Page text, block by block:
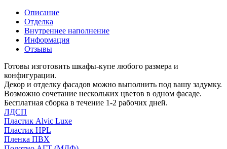
Описание
Отделка
Внутреннее наполнение
Информация
Отзывы
Готовы изготовить шкафы-купе любого размера и
конфигурации.
Декор и отделку фасадов можно выполнить под вашу задумку.
Возможно сочетание нескольких цветов в одном фасаде.
Бесплатная сборка в течение 1-2 рабочих дней.
ЛДСП
Пластик Alvic Luxe
Пластик HPL
Пленка ПВХ